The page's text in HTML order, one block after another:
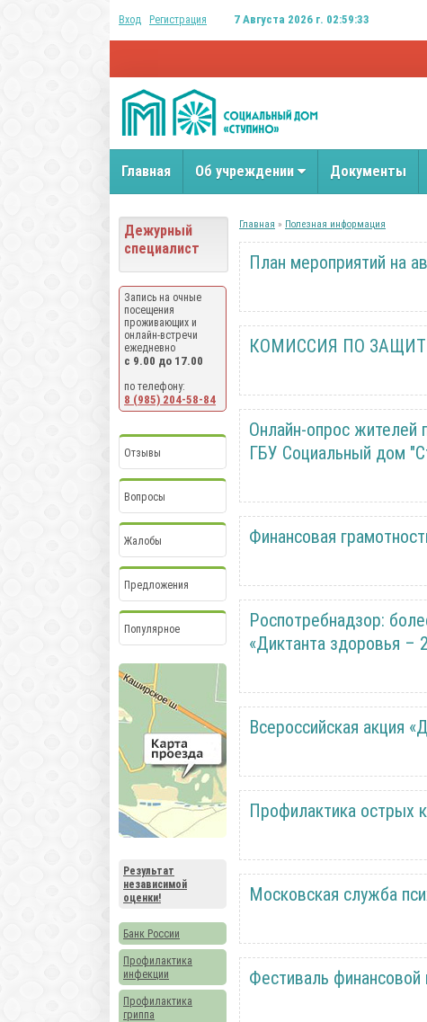
Вход Регистрация 7 Августа 2026 г. 02:59:34
Главная Об учреждении Документы
Дежурный
специалист
Запись на очные
посещения
проживающих и
онлайн-встречи
ежедневно
с 9.00 до 17.00
по телефону:
8 (985) 204-58-84
Отзывы
Вопросы
Жалобы
Предложения
Популярное
Результат
независимой
оценки!
Банк России
Профилактика
инфекции
Профилактика
гриппа
Главная » Полезная информация
План мероприятий на
КОМИССИЯ ПО
Онлайн-опрос жителей
ГБУ Социальный дом
Финансовая
Роспотребнадзор:
«Диктанта здоровья –
Всероссийская акция
Профилактика острых
Московская служба
Фестиваль финансовой